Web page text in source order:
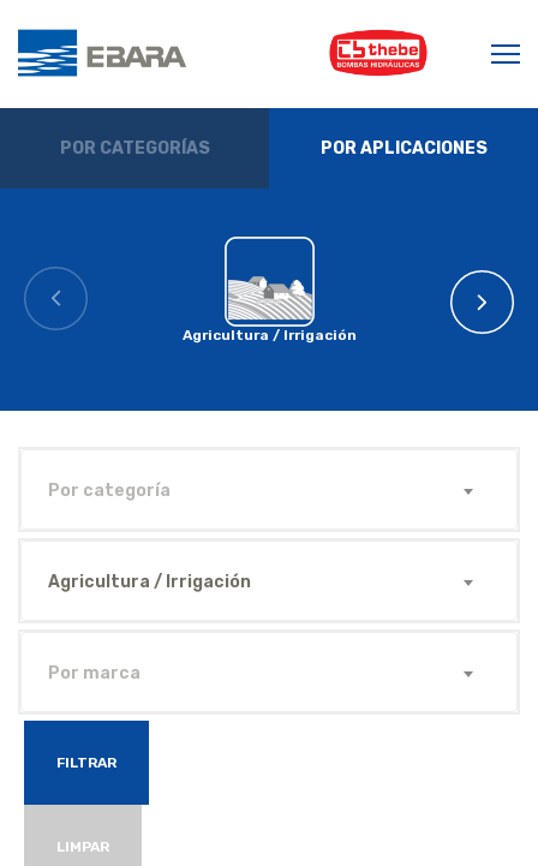
POR CATEGORÍAS POR APLICACIONES
Agricultura / Irrigación
Por categoría
Agricultura / Irrigación
Por marca
FILTRAR
LIMPAR